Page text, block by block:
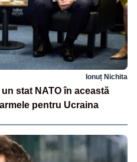
Ionuț Nichita
stat NATO în această
pentru Ucraina